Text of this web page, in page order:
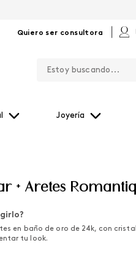
Quiero ser consultora
Joyería
+ Aretes
en baño de oro de 24k, con
tu look.